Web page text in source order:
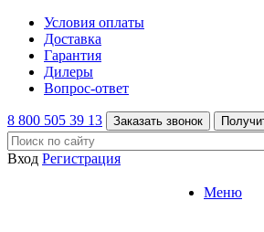
Условия оплаты
Доставка
Гарантия
Дилеры
Вопрос-ответ
8 800 505 39 13 Заказать звонок
Вход Регистрация
Меню